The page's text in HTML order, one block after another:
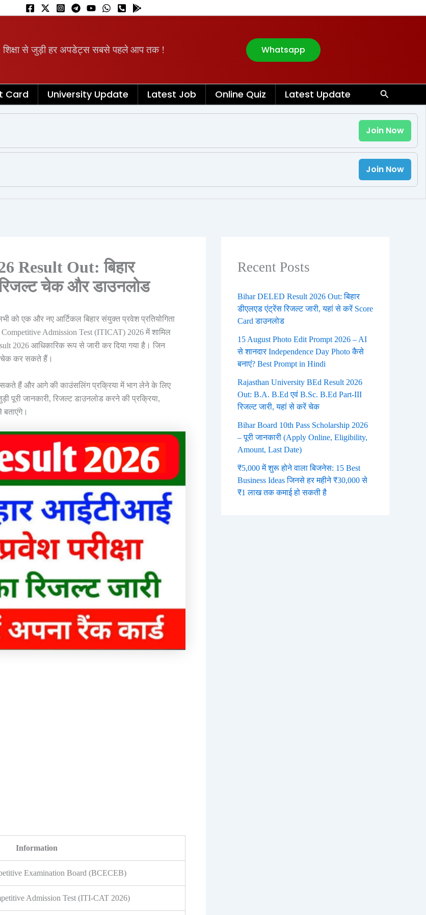
शिक्षा से जुड़ी हर अपडेट्स सबसे पहले आप तक ! Whatsapp
Card University Update Latest Job Online Quiz Latest Update Search
Join Now
Join Now
Result Out: बिहार
चेक और डाउनलोड
को एक और नए आर्टिकल बिहार संयुक्त प्रवेश प्रतियोगिता
Competitive Admission Test (ITICAT) 2026 में शामिल
2026 आधिकारिक रूप से जारी कर दिया गया है। जिन
चेक कर सकते हैं।
सकते हैं और आगे की काउंसलिंग प्रक्रिया में भाग लेने के लिए
जानकारी, रिजल्ट डाउनलोड करने की प्रक्रिया,
बताएंगे।
Information
Examination Board (BCECEB)
Admission Test (ITI-CAT 2026)
Recent Posts
Bihar DELED Result 2026 Out: बिहार
डीएलएड एंट्रेंस रिजल्ट जारी, यहां से करें Score
Card डाउनलोड
15 August Photo Edit Prompt 2026 – AI
से शानदार Independence Day Photo कैसे
बनाएं? Best Prompt in Hindi
Rajasthan University BEd Result 2026
Out: B.A. B.Ed एवं B.Sc. B.Ed Part-III
रिजल्ट जारी, यहां से करें चेक
Bihar Board 10th Pass Scholarship 2026
– पूरी जानकारी (Apply Online, Eligibility,
Amount, Last Date)
₹5,000 में शुरू होने वाला बिजनेस: 15 Best
Business Ideas जिनसे हर महीने ₹30,000 से
₹1 लाख तक कमाई हो सकती है